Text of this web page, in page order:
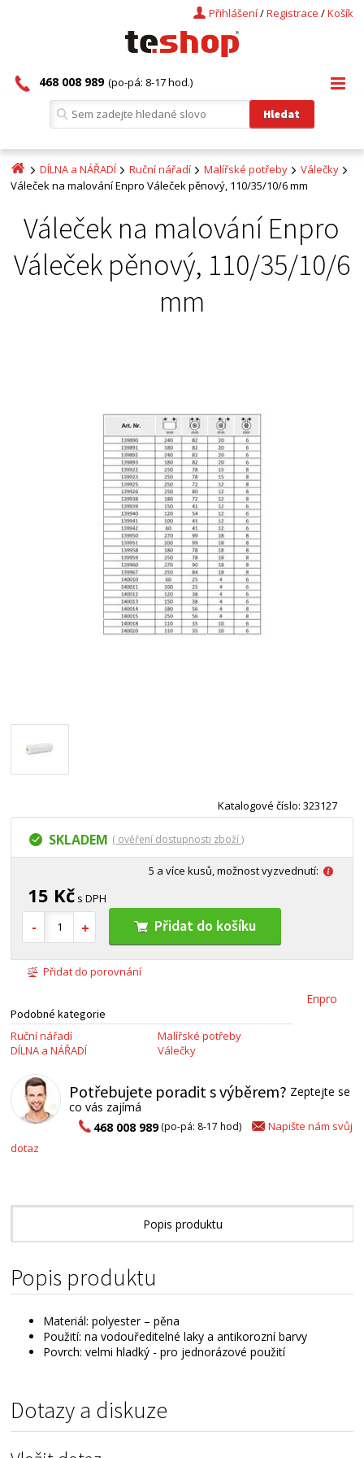
Košík
/
Registrace
/
Přihlášení
468 008 989 (po-pá: 8-17 hod.)
DÍLNA a NÁŘADÍ Ruční nářadí Malířské potřeby
Válečky
Váleček na malování Enpro Váleček pěnový, 110/35/10/6 mm
Váleček na malování Enpro
Váleček pěnový, 110/35/10/6
mm
Katalogové číslo: 323127
SKLADEM ( ověření dostupnosti zboží )
5 a více kusů, možnost vyzvednutí:
15 Kč s DPH
Přidat do košíku
Přidat do porovnání
Podobné kategorie
Ruční nářadí
DÍLNA a NÁŘADÍ
Malířské potřeby
Válečky
Enpro
Potřebujete poradit s výběrem? Zeptejte se
co vás zajímá
468 008 989(po-pá: 8-17 hod)
Napište nám svůj
dotaz
Popis produktu
Popis produktu
Materiál: polyester – pěna
Použití: na vodouředitelné laky a antikorozní barvy
Povrch: velmi hladký - pro jednorázové použití
Dotazy a diskuze